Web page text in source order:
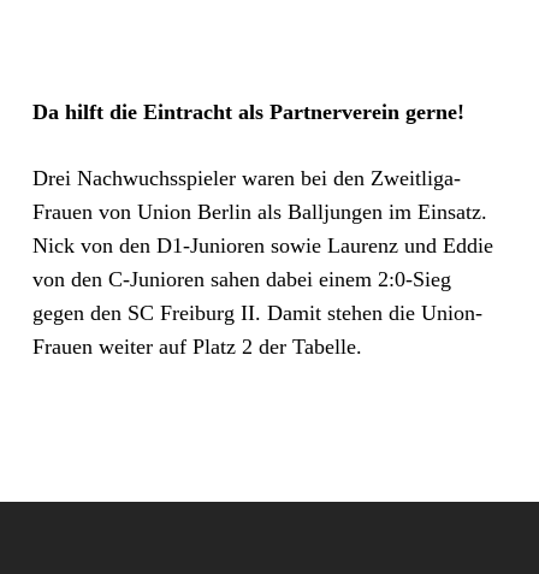
Da hilft die Eintracht als Partnerverein gerne!
Drei Nachwuchsspieler waren bei den Zweitliga-
Frauen von Union Berlin als Balljungen im Einsatz.
Nick von den D1-Junioren sowie Laurenz und Eddie
von den C-Junioren sahen dabei einem 2:0-Sieg
gegen den SC Freiburg II. Damit stehen die Union-
Frauen weiter auf Platz 2 der Tabelle.